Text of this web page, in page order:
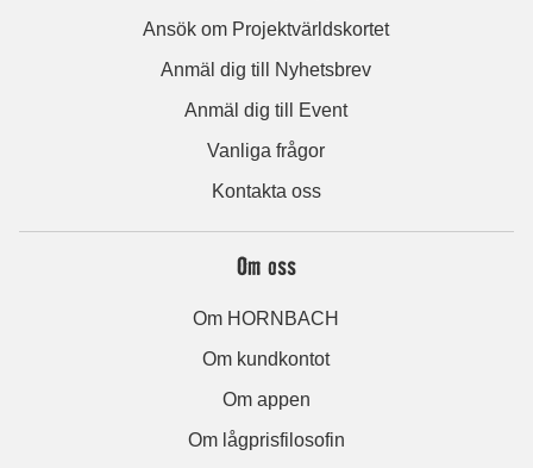
Ansök om Projektvärldskortet
Anmäl dig till Nyhetsbrev
Anmäl dig till Event
Vanliga frågor
Kontakta oss
Om oss
Om HORNBACH
Om kundkontot
Om appen
Om lågprisfilosofin